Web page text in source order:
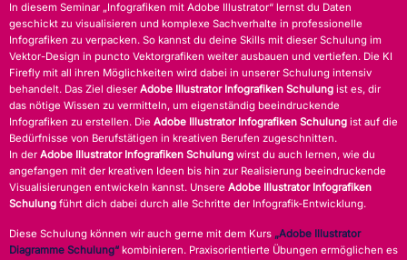
In diesem Seminar „Infografiken mit Adobe Illustrator“ lernst du Daten
geschickt zu visualisieren und komplexe Sachverhalte in professionelle
Infografiken zu verpacken. So kannst du deine Skills mit dieser Schulung im
Vektor-Design in puncto Vektorgrafiken weiter ausbauen und vertiefen. Die KI
Firefly mit all ihren Möglichkeiten wird dabei in unserer Schulung intensiv
behandelt. Das Ziel dieser Adobe Illustrator Infografiken Schulung ist es, dir
das nötige Wissen zu vermitteln, um eigenständig beeindruckende
Infografiken zu erstellen. Die Adobe Illustrator Infografiken Schulung ist auf die
Bedürfnisse von Berufstätigen in kreativen Berufen zugeschnitten.
In der Adobe Illustrator Infografiken Schulung wirst du auch lernen, wie du
angefangen mit der kreativen Ideen bis hin zur Realisierung beeindruckende
Visualisierungen entwickeln kannst. Unsere Adobe Illustrator Infografiken
Schulung führt dich dabei durch alle Schritte der Infografik-Entwicklung.
Diese Schulung können wir auch gerne mit dem Kurs „Adobe Illustrator
Diagramme Schulung“ kombinieren. Praxisorientierte Übungen ermöglichen es